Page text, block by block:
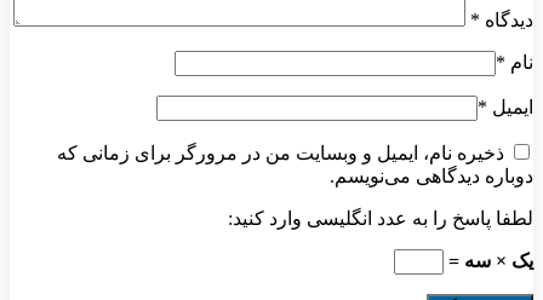
دیدگاه *
نام *
ایمیل *
ذخیره نام، ایمیل و وبسایت من در مرورگر برای زمانی که
دوباره دیدگاهی می‌نویسم.
لطفا پاسخ را به عدد انگلیسی وارد کنید:
یک × سه =